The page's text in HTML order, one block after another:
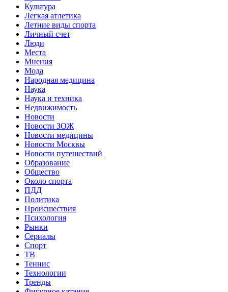
Культура
Легкая атлетика
Летние виды спорта
Личный счет
Люди
Места
Мнения
Мода
Народная медицина
Наука
Наука и техника
Недвижимость
Новости
Новости ЗОЖ
Новости медицины
Новости Москвы
Новости путешествий
Образование
Общество
Около спорта
ПДД
Политика
Происшествия
Психология
Рынки
Сериалы
Спорт
ТВ
Теннис
Технологии
Тренды